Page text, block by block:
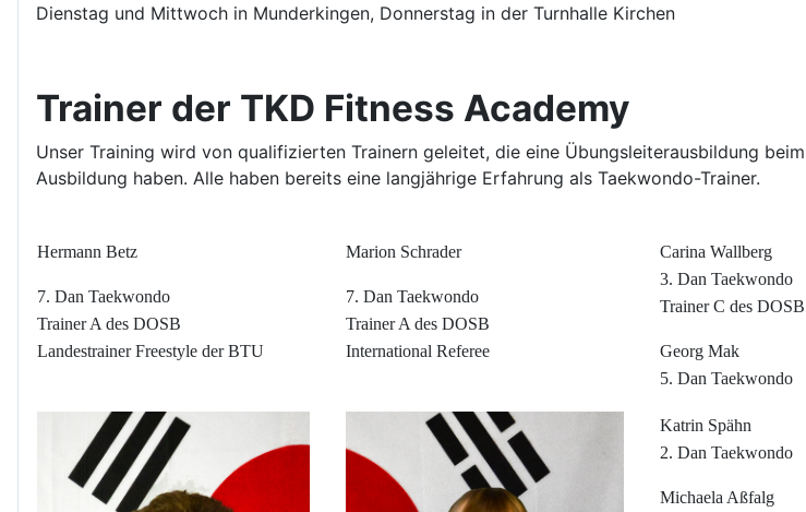
Dienstag und Mittwoch in Munderkingen, Donnerstag in der Turnhalle Kirchen
Trainer der TKD Fitness Academy
Unser Training wird von qualifizierten Trainern geleitet, die eine Übungsleiterausbildung
Ausbildung haben. Alle haben bereits eine langjährige Erfahrung als Taekwondo-Trainer.
Hermann Betz
7. Dan Taekwondo
Trainer A des DOSB
Landestrainer Freestyle der BTU
Marion Schrader
7. Dan Taekwondo
Trainer A des DOSB
International Referee
Carina Wallberg
3. Dan Taekwondo
Trainer C des DOSB
Georg Mak
5. Dan Taekwondo
Katrin Spähn
2. Dan Taekwondo
Michaela Aßfalg